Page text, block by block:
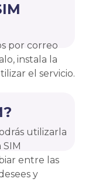
por correo
instala la
el servicio.
utilizarla
entre las
y